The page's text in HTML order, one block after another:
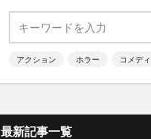
アクション ホラー コメディ
最新記事一覧